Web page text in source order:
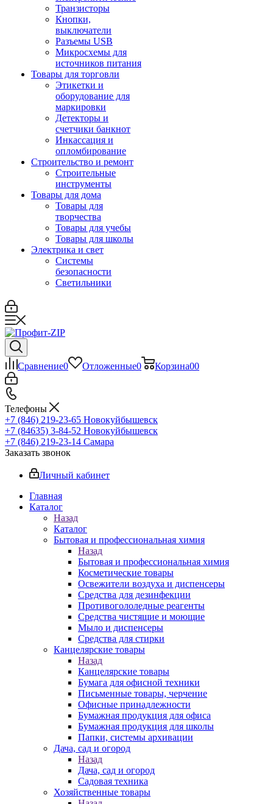
Транзисторы
Кнопки,
выключатели
Разъемы USB
Микросхемы для
источников питания
Товары для торговли
Этикетки и
оборудование для
маркировки
Детекторы и
счетчики банкнот
Инкассация и
опломбирование
Строительство и ремонт
Строительные
инструменты
Товары для дома
Товары для
творчества
Товары для учебы
Товары для школы
Электрика и свет
Системы
безопасности
Светильники
Сравнение0 Отложенные0 Корзина00
Телефоны
+7 (846) 219-23-65 Новокуйбышевск
+7 (84635) 3-84-52 Новокуйбышевск
+7 (846) 219-23-14 Самара
Заказать звонок
Личный кабинет
Главная
Каталог
Назад
Каталог
Бытовая и профессиональная химия
Назад
Бытовая и профессиональная химия
Косметические товары
Освежители воздуха и диспенсеры
Средства для дезинфекции
Противогололедные реагенты
Средства чистящие и моющие
Мыло и диспенсеры
Средства для стирки
Канцелярские товары
Назад
Канцелярские товары
Бумага для офисной техники
Письменные товары, черчение
Офисные принадлежности
Бумажная продукция для офиса
Бумажная продукция для школы
Папки, системы архивации
Дача, сад и огород
Назад
Дача, сад и огород
Садовая техника
Хозяйственные товары